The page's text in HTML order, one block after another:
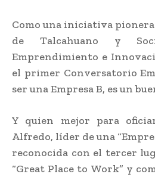
Como una iniciativa
de Talcahuano y
Emprendimiento e
el primer Conversatorio
ser una Empresa B, es un
Y quien mejor para
Alfredo, líder de una
reconocida con el tercer
“Great Place to Work” y